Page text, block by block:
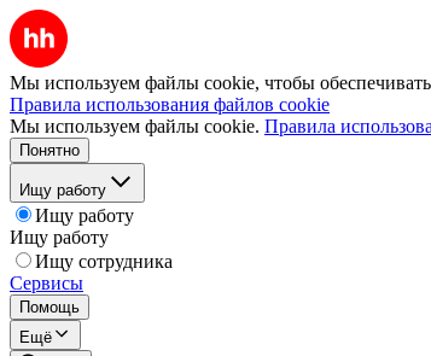
Мы используем файлы cookie, чтобы
Правила использования файлов cookie
Мы используем файлы cookie. Правила
Понятно
Ищу работу
Ищу работу
Ищу работу
Ищу сотрудника
Сервисы
Помощь
Ещё